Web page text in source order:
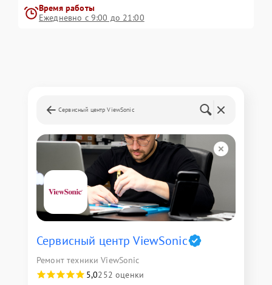
Время работы
Ежедневно с 9:00 до 21:00
Сервисный центр ViewSonic
Сервисный центр ViewSonic
Ремонт техники ViewSonic
5,0252 оценки